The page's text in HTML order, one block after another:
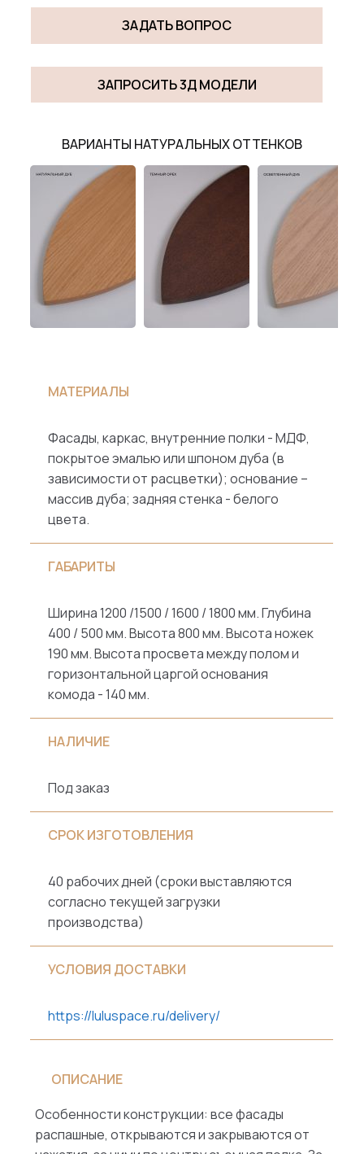
ЗАДАТЬ ВОПРОС
ЗАПРОСИТЬ 3Д МОДЕЛИ
ВАРИАНТЫ НАТУРАЛЬНЫХ ОТТЕНКОВ
МАТЕРИАЛЫ
Фасады, каркас, внутренние полки - МДФ,
покрытое эмалью или шпоном дуба (в
зависимости от расцветки); основание –
массив дуба; задняя стенка - белого
цвета.
ГАБАРИТЫ
Ширина 1200 /1500 / 1600 / 1800 мм. Глубина
400 / 500 мм. Высота 800 мм. Высота ножек
190 мм. Высота просвета между полом и
горизонтальной царгой основания
комода - 140 мм.
НАЛИЧИЕ
Под заказ
СРОК ИЗГОТОВЛЕНИЯ
40 рабочих дней (сроки выставляются
согласно текущей загрузки
производства)
УСЛОВИЯ ДОСТАВКИ
https://luluspace.ru/delivery/
ОПИСАНИЕ
Особенности конструкции: все фасады
распашные, открываются и закрываются от